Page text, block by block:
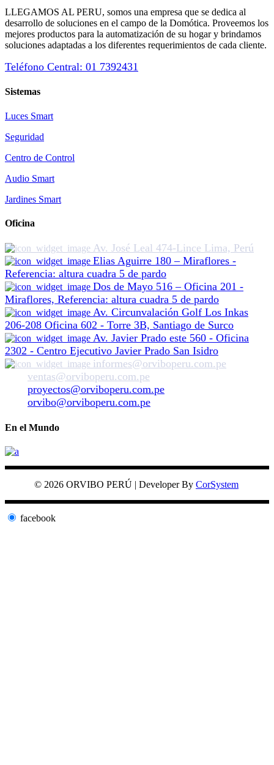
LLEGAMOS AL PERU, somos una empresa que se dedica al
desarrollo de soluciones en el campo de la Domótica. Proveemos los
mejores productos para la automatización de su hogar y brindamos
soluciones adaptadas a los diferentes requerimientos de cada cliente.
Teléfono Central: 01 7392431
Sistemas
Luces Smart
Seguridad
Centro de Control
Audio Smart
Jardines Smart
Oficina
Av. José Leal 474-Lince Lima, Perú
Elias Aguirre 180 – Miraflores -
Referencia: altura cuadra 5 de pardo
Dos de Mayo 516 – Oficina 201 -
Miraflores, Referencia: altura cuadra 5 de pardo
Av. Circunvalación Golf Los Inkas
206-208 Oficina 602 - Torre 3B, Santiago de Surco
Av. Javier Prado este 560 - Oficina
2302 - Centro Ejecutivo Javier Prado San Isidro
informes@orviboperu.com.pe
ventas@orviboperu.com.pe
proyectos@orviboperu.com.pe
orvibo@orviboperu.com.pe
En el Mundo
© 2026 ORVIBO PERÚ | Developer By CorSystem
facebook